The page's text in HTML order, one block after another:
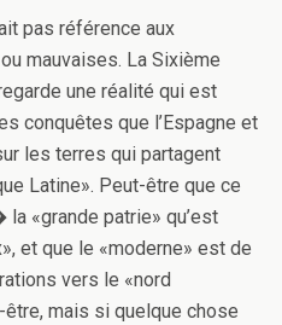
pas référence aux
mauvaises. La Sixième
une réalité qui est
conquêtes que l’Espagne et
les terres qui partagent
Latine». Peut-être que ce
«grande patrie» qu’est
et que le «moderne» est de
vers le «nord
mais si quelque chose